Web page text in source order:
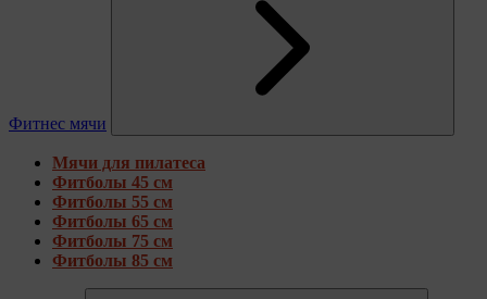
Фитнес мячи
Мячи для пилатеса
Фитболы 45 см
Фитболы 55 см
Фитболы 65 см
Фитболы 75 см
Фитболы 85 см